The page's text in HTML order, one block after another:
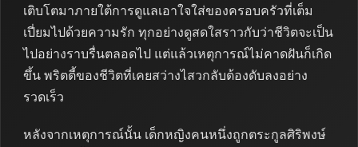
เติบโตมาภายใต้การดูแลเอาใจใส่ของครอบครัวที่เต็ม
เปี่ยมไปด้วยความรัก ทุกอย่างดูสดใสราวกับว่าชีวิตจะเป็น
ไปอย่างราบรื่นตลอดไป แต่แล้วเหตุการณ์ไม่คาดฝันก็เกิด
ขึ้น พริตตี้ของชีวิตที่เคยสว่างไสวกลับต้องดับลงอย่าง
รวดเร็ว
หลังจากเหตุการณ์นั้น เด็กหญิงคนหนึ่งถูกตระกูลศิริพงษ์